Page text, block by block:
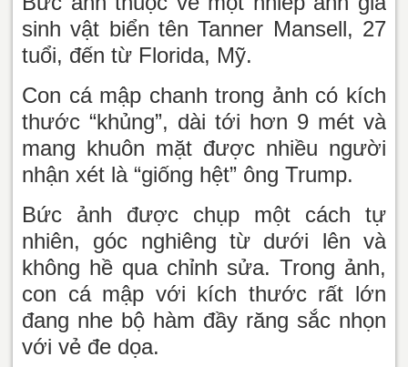
sinh vật biển tên Tanner Mansell, 27
tuổi, đến từ Florida, Mỹ.
Con cá mập chanh trong ảnh có kích
thước “khủng”, dài tới hơn 9 mét và
mang khuôn mặt được nhiều người
nhận xét là “giống hệt” ông Trump.
Bức ảnh được chụp một cách tự
nhiên, góc nghiêng từ dưới lên và
không hề qua chỉnh sửa. Trong ảnh,
con cá mập với kích thước rất lớn
đang nhe bộ hàm đầy răng sắc nhọn
với vẻ đe dọa.